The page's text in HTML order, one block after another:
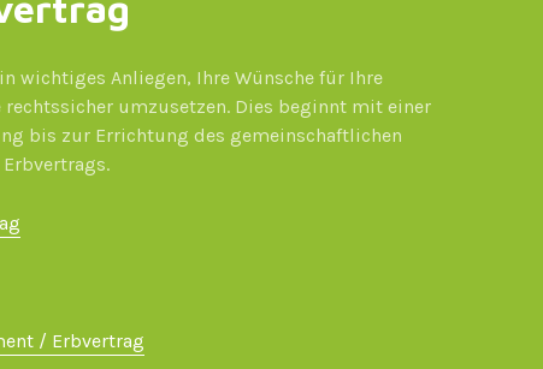
wichtiges Anliegen, Ihre Wünsche für Ihre
rechtssicher umzusetzen. Dies beginnt mit einer
bis zur Errichtung des gemeinschaftlichen
/ Erbvertrag